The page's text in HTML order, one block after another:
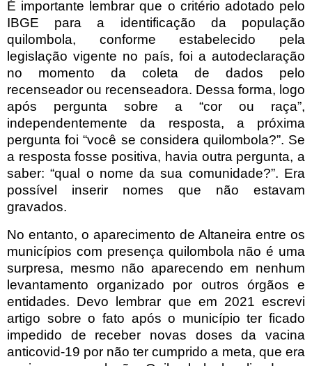
É importante lembrar que o critério adotado pelo
IBGE para a identificação da população
quilombola, conforme estabelecido pela
legislação vigente no país, foi a autodeclaração
no momento da coleta de dados pelo
recenseador ou recenseadora. Dessa forma, logo
após pergunta sobre a “cor ou raça”,
independentemente da resposta, a próxima
pergunta foi “você se considera quilombola?”. Se
a resposta fosse positiva, havia outra pergunta, a
saber: “qual o nome da sua comunidade?”. Era
possível inserir nomes que não estavam
gravados.
No entanto, o aparecimento de Altaneira entre os
municípios com presença quilombola não é uma
surpresa, mesmo não aparecendo em nenhum
levantamento organizado por outros órgãos e
entidades. Devo lembrar que em 2021 escrevi
artigo sobre o fato após o município ter ficado
impedido de receber novas doses da vacina
anticovid-19 por não ter cumprido a meta, que era